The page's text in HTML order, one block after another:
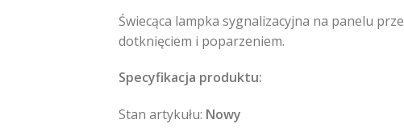
Świecąca lampka sygnalizacyjna na panelu
dotknięciem i poparzeniem.
Specyfikacja produktu:
Stan artykułu: Nowy